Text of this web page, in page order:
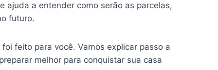
ajuda a entender como serão as parcelas,
futuro.
feito para você. Vamos explicar passo a
melhor para conquistar sua casa